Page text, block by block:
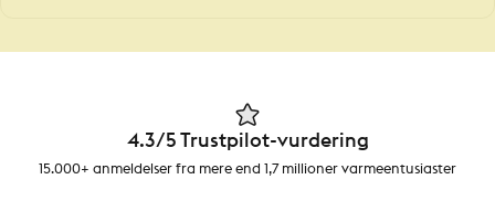
4.3/5 Trustpilot-vurdering
15.000+ anmeldelser fra mere end 1,7 millioner varmeentusiaster